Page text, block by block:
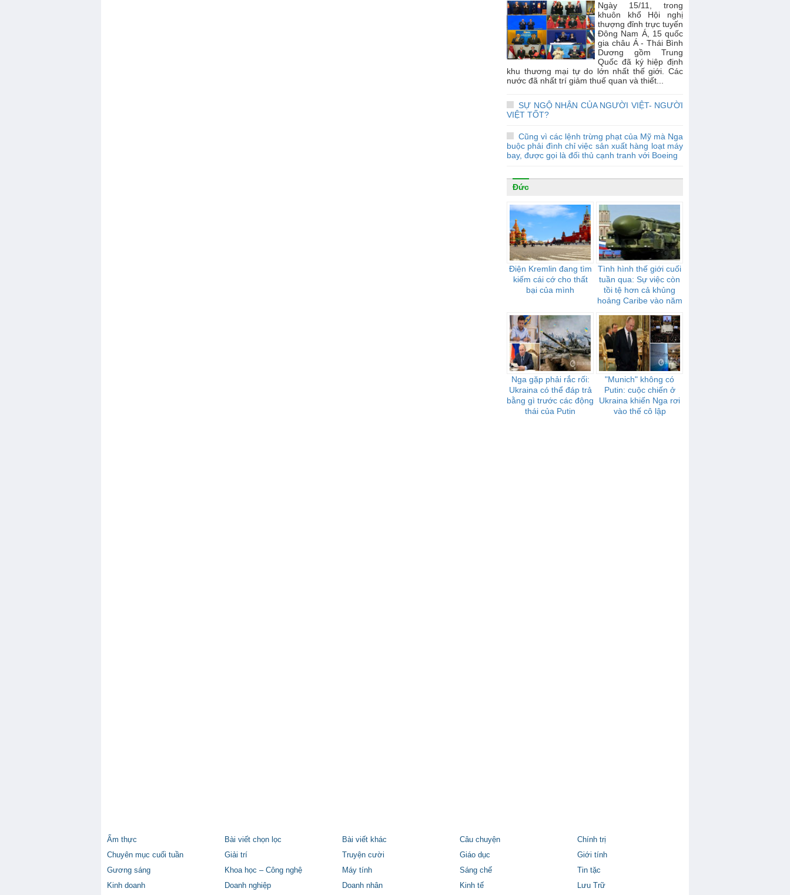
Ngày 15/11, trong
khuôn khổ Hội nghị
thượng đỉnh trực tuyến
Đông Nam Á, 15 quốc
gia châu Á - Thái Bình
Dương gồm Trung
Quốc đã ký hiệp định
khu thương mại tự do lớn nhất thế giới. Các
nước đã nhất trí giảm thuế quan và thiết...
SỰ NGỘ NHẬN CỦA NGƯỜI VIỆT- NGƯỜI
VIỆT TỐT?
Cũng vì các lệnh trừng phạt của Mỹ mà Nga
buộc phải đình chỉ việc sản xuất hàng loạt máy
bay, được gọi là đối thủ cạnh tranh với Boeing
Đức
Điện Kremlin đang tìm
kiếm cái cớ cho thất
bại của mình
Tình hình thế giới cuối
tuần qua: Sự việc còn
tồi tệ hơn cả khủng
hoảng Caribe vào năm
Nga gặp phải rắc rối:
Ukraina có thể đáp trả
bằng gì trước các động
thái của Putin
"Munich" không có
Putin: cuộc chiến ở
Ukraina khiến Nga rơi
vào thế cô lập
Ẩm thực Bài viết chọn lọc Bài viết khác Câu chuyện
Chính trị
Chuyên mục cuối tuần
Giải trí Truyện cười Giáo dục
Giới tính
Gương sáng
Khoa học – Công nghệ Máy tính Sáng chế
Tin tặc
Kinh doanh
Doanh nghiệp Doanh nhân Kinh tế Lưu Trữ